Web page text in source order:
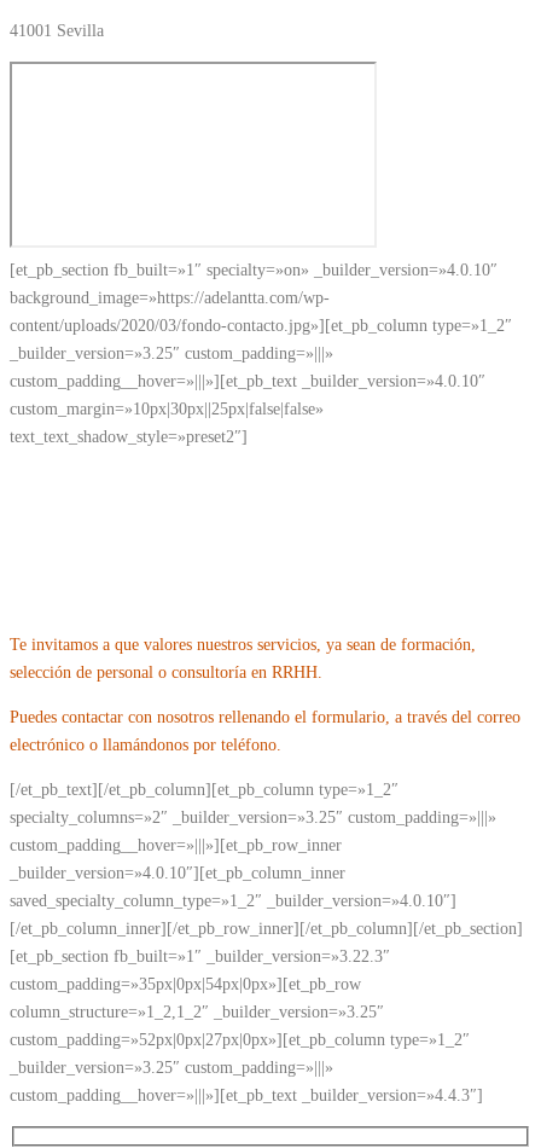
41001 Sevilla
[et_pb_section fb_built=»1″ specialty=»on» _builder_version=»4.0.10″
background_image=»https://adelantta.com/wp-
content/uploads/2020/03/fondo-contacto.jpg»][et_pb_column type=»1_2″
_builder_version=»3.25″ custom_padding=»|||»
custom_padding__hover=»|||»][et_pb_text _builder_version=»4.0.10″
custom_margin=»10px|30px||25px|false|false»
text_text_shadow_style=»preset2″]
Te invitamos a que valores nuestros servicios, ya sean de formación,
selección de personal o consultoría en RRHH.
Puedes contactar con nosotros rellenando el formulario, a través del correo
electrónico o llamándonos por teléfono.
[/et_pb_text][/et_pb_column][et_pb_column type=»1_2″
specialty_columns=»2″ _builder_version=»3.25″ custom_padding=»|||»
custom_padding__hover=»|||»][et_pb_row_inner
_builder_version=»4.0.10″][et_pb_column_inner
saved_specialty_column_type=»1_2″ _builder_version=»4.0.10″]
[/et_pb_column_inner][/et_pb_row_inner][/et_pb_column][/et_pb_section]
[et_pb_section fb_built=»1″ _builder_version=»3.22.3″
custom_padding=»35px|0px|54px|0px»][et_pb_row
column_structure=»1_2,1_2″ _builder_version=»3.25″
custom_padding=»52px|0px|27px|0px»][et_pb_column type=»1_2″
_builder_version=»3.25″ custom_padding=»|||»
custom_padding__hover=»|||»][et_pb_text _builder_version=»4.4.3″]